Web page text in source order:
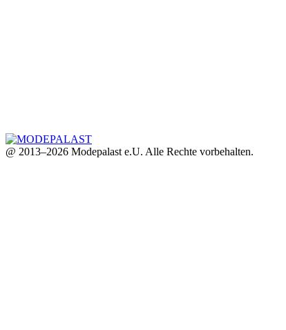
@ 2013–2026 Modepalast e.U. Alle Rechte vorbehalten.